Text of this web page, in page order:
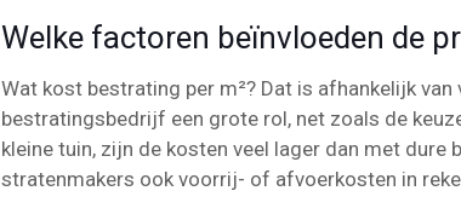
Welke factoren beïnvloeden de
Wat kost bestrating per m²? Dat is afhankelijk
bestratingsbedrijf een grote rol, net zoals de
kleine tuin, zijn de kosten veel lager dan met dure
stratenmakers ook voorrij- of afvoerkosten in